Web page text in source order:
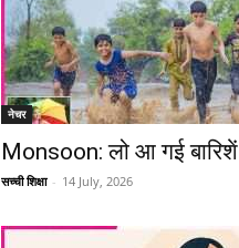
नेचर
Monsoon: लो आ गई बारिशें
सच्ची शिक्षा - 14 July, 2026